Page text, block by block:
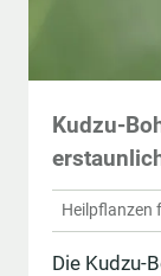
Kudzu-
Heilpflanzen
Die Kudzu-